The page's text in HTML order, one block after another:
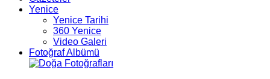
Yenice
Yenice Tarihi
360 Yenice
Video Galeri
Fotoğraf Albümü